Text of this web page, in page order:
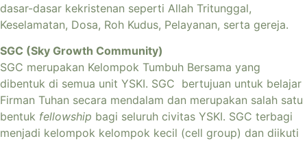
dasar-dasar kekristenan seperti Allah Tritunggal,
Keselamatan, Dosa, Roh Kudus, Pelayanan, serta gereja.
SGC (Sky Growth Community)
SGC merupakan Kelompok Tumbuh Bersama yang
dibentuk di semua unit YSKI. SGC bertujuan untuk belajar
Firman Tuhan secara mendalam dan merupakan salah satu
bentuk fellowship bagi seluruh civitas YSKI. SGC terbagi
menjadi kelompok kelompok kecil (cell group) dan diikuti